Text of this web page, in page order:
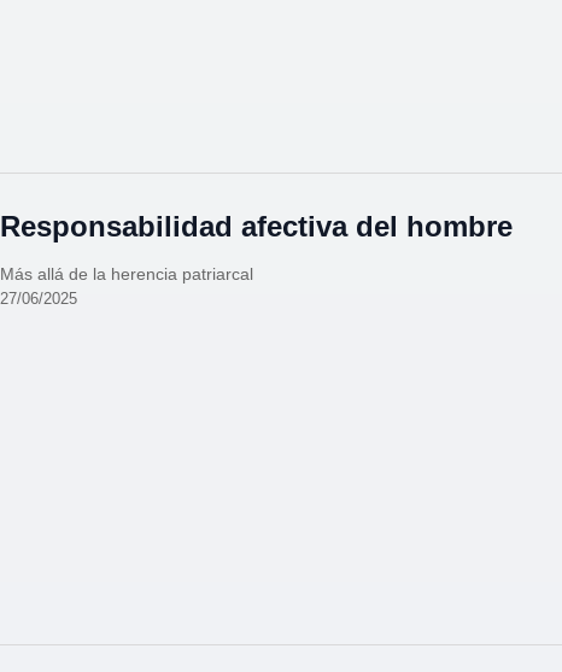
Responsabilidad afectiva del hombre
Más allá de la herencia patriarcal
27/06/2025